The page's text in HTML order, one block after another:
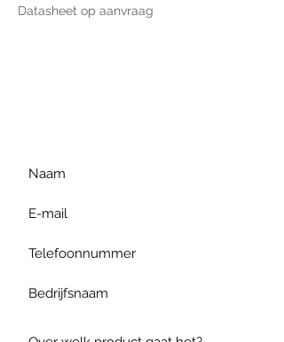
Datasheet op aanvraag